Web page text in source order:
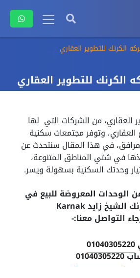
الكرنك للتطوير العقاري
الكرنك للتطوير العقاري
العقاري، من الشركات التي لها
وتوفر مجتمعات سكنية
في هذا المقال سنتحدث عن
في شتي المناطق المتنوعة،
وحدتك السكنية بسهولة ويسر.
الوحدات المعروضة للبيع في
مشروع شركة الكرنك الشيخ زايد Karnak
التواصل معنا:-
01040305220
01040305220